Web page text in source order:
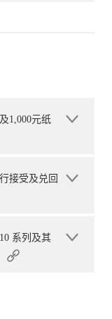
1,000元纸
接受及兑回
系列及其